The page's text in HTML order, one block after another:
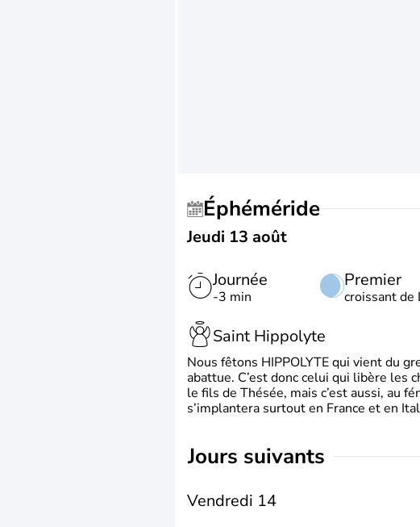
Éphéméride
Jeudi 13 août
Journée
-3 min
Premier
croissant de
Saint Hippolyte
Nous fêtons HIPPOLYTE qui vient du
abattue. C’est donc celui qui libère les
le fils de Thésée, mais c’est aussi, au
s’implantera surtout en France et en
jours suivants
Vendredi 14